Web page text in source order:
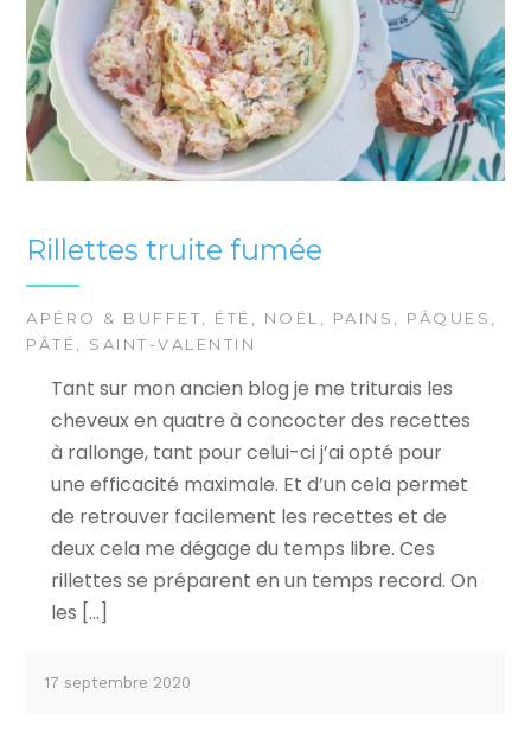
Rillettes truite fumée
APÉRO & BUFFET ÉTÉ NOËL PAINS PÂQUES
PÂTÉ
SAINT-VALENTIN
Tant sur mon ancien blog je me triturais les
cheveux en quatre à concocter des recettes
à rallonge, tant pour celui-ci j’ai opté pour
une efficacité maximale. Et d’un cela permet
de retrouver facilement les recettes et de
deux cela me dégage du temps libre. Ces
rillettes se préparent en un temps record. On
les […]
17 septembre 2020